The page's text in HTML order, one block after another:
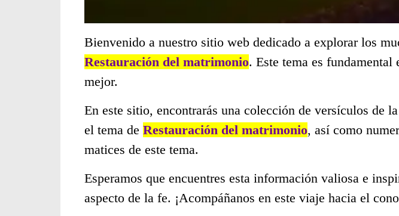
Bienvenido a nuestro sitio web dedicado a explorar los
Restauración del matrimonio. Este tema es fundamental
mejor.
En este sitio, encontrarás una colección de versículos de
el tema de Restauración del matrimonio, así como
matices de este tema.
Esperamos que encuentres esta información valiosa e
aspecto de la fe. ¡Acompáñanos en este viaje hacia el